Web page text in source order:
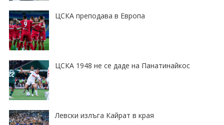
ЦСКА преподава в Европа
ЦСКА 1948 не се даде на Панатинайкос
Левски излъга Кайрат в края